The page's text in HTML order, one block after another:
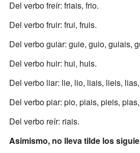
Del verbo freír: friais, frio.
Del verbo fruir: frui, fruis.
Del verbo guiar: guie, guio, guiais,
Del verbo huir: hui, huis.
Del verbo liar: lie, lio, liais, lieis,
Del verbo piar: pio, piais, pieis,
Del verbo reír: riais.
Asimismo, no lleva tilde los